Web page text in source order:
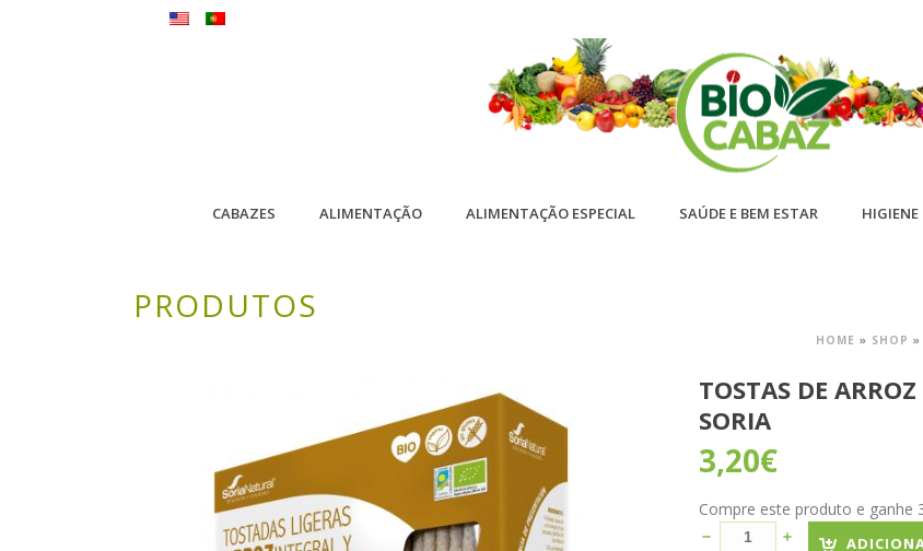
CABAZES ALIMENTAÇÃO ALIMENTAÇÃO ESPECIAL SAÚDE E BEM ESTAR HIGIENE
PRODUTOS
HOME » SHOP »
TOSTAS DE
SORIA
3,20€
Compre este produto e ganhe